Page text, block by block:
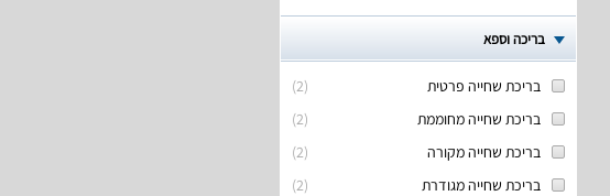
בריכה וספא
(
2
)
בריכת שחייה פרטית
(
2
)
בריכת שחייה מחוממת
(
2
)
בריכת שחייה מקורה
(
2
) בריכת שחייה מגודרת